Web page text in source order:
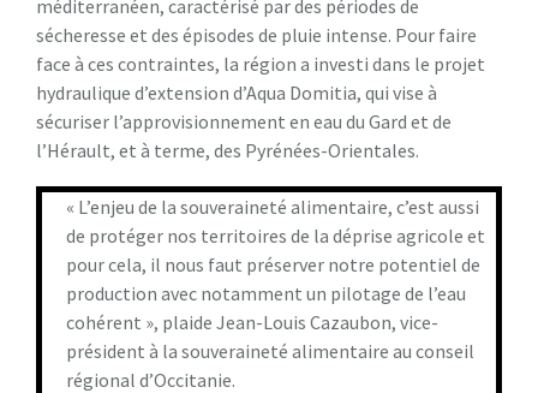
méditerranéen, caractérisé par des périodes de
sécheresse et des épisodes de pluie intense. Pour faire
face à ces contraintes, la région a investi dans le projet
hydraulique d’extension d’Aqua Domitia, qui vise à
sécuriser l’approvisionnement en eau du Gard et de
l’Hérault, et à terme, des Pyrénées-Orientales.
« L’enjeu de la souveraineté alimentaire, c’est aussi
de protéger nos territoires de la déprise agricole et
pour cela, il nous faut préserver notre potentiel de
production avec notamment un pilotage de l’eau
cohérent », plaide Jean-Louis Cazaubon, vice-
président à la souveraineté alimentaire au conseil
régional d’Occitanie.